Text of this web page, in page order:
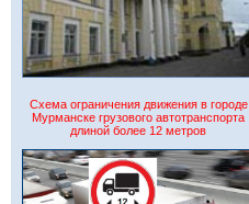
Схема ограничения движения в городе
Мурманске грузового автотранспорта
длиной более 12 метров